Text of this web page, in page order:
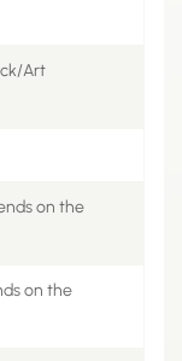
Art
on the
on the